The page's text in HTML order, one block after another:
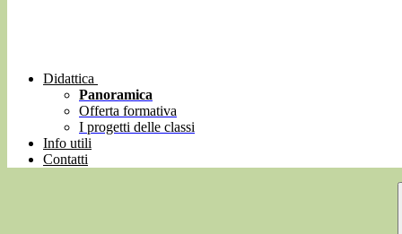
Didattica
Panoramica
Offerta formativa
I progetti delle classi
Info utili
Contatti